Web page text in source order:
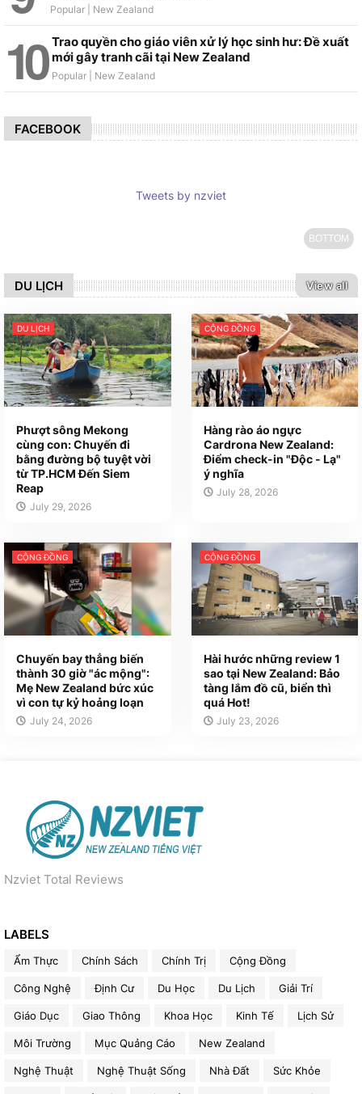
Trao quyền cho giáo viên xử lý học sinh hư: Đề xuất
mới gây tranh cãi tại New Zealand
FACEBOOK
Tweets by nzviet
BOTTOM
DU LỊCH View all
DU LỊCH
Phượt sông Mekong
cùng con: Chuyến đi
bằng đường bộ tuyệt vời
từ TP.HCM Đến Siem
Reap
July 29, 2026
CỘNG ĐỒNG
Hàng rào áo ngực
Cardrona New Zealand:
Điểm check-in "Độc - Lạ"
ý nghĩa
July 28, 2026
CỘNG ĐỒNG
Chuyến bay thẳng biến
thành 30 giờ "ác mộng":
Mẹ New Zealand bức xúc
vì con tự kỷ hoảng loạn
July 24, 2026
CỘNG ĐỒNG
Hài hước những review 1
sao tại New Zealand: Bảo
tàng lắm đồ cũ, biển thì
quá Hot!
July 23, 2026
Nzviet Total Reviews
LABELS
Ẩm Thực Chính Sách Chính Trị Cộng Đồng
Công Nghệ Định Cư Du Học Du Lịch Giải Trí
Giáo Dục Giao Thông Khoa Học Kinh Tế Lịch Sử
Môi Trường Mục Quảng Cáo New Zealand
Nghệ Thuật Nghệ Thuật Sống Nhà Đất Sức Khỏe